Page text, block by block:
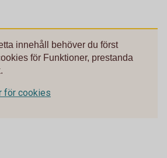
innehåll behöver du först
för Funktioner, prestanda
för cookies